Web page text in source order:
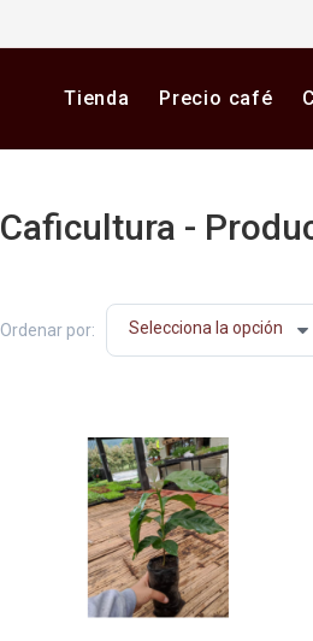
Tienda Precio café
Caficultura -
Ordenar por: